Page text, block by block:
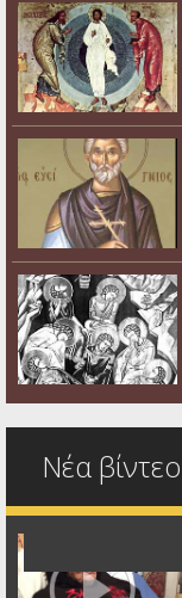
Νέα βίντεο